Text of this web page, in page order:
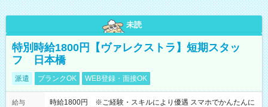
未読
特別時給1800円【ヴァレクストラ】短期スタッ
フ 日本橋
派遣 ブランクOK WEB登録・面接OK
給与
時給1800円 ※ご経験・スキルにより優遇 スマホでかんたんに